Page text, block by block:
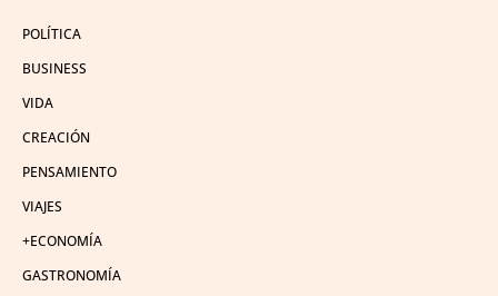
POLÍTICA
BUSINESS
VIDA
CREACIÓN
PENSAMIENTO
VIAJES
+ECONOMÍA
GASTRONOMÍA